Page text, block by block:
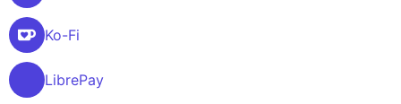
Ko-Fi
LibrePay